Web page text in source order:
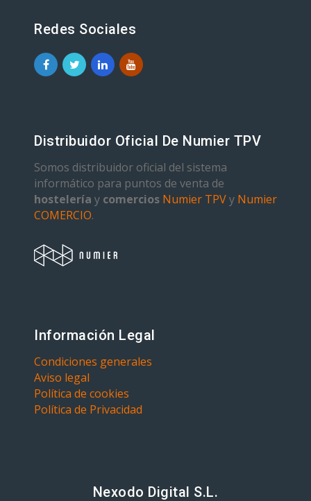
Redes Sociales
Distribuidor Oficial De Numier TPV
Somos distribuidor oficial del sistema
informático para puntos de venta de
hostelería y comercios Numier TPVy Numier
COMERCIO.
Información Legal
Condiciones generales
Aviso legal
Política de cookies
Política de Privacidad
Nexodo Digital S.L.